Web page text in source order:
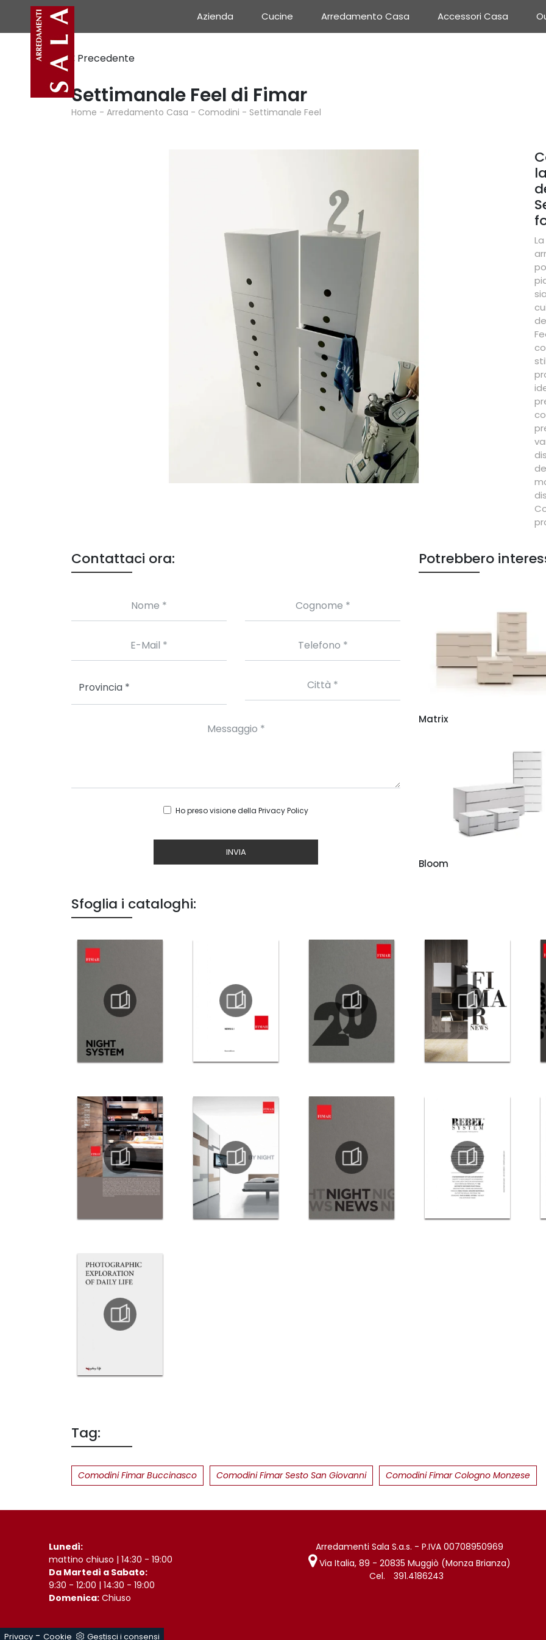
Azienda Cucine Arredamento Casa Accessori Casa
Precedente
Settimanale Feel di Fimar
Home - Arredamento Casa - Comodini - Settimanale Feel
Contattaci ora:
Ho preso visione della Privacy Policy
INVIA
Potrebbero
Matrix
Bloom
Sfoglia i cataloghi:
Tag:
Comodini Fimar Buccinasco Comodini Fimar Sesto San Giovanni Comodini Fimar Cologno Monzese
Lunedì:
mattino chiuso | 14:30 - 19:00
Da Martedì a Sabato:
9:30 - 12:00 | 14:30 - 19:00
Domenica: Chiuso
Arredamenti Sala S.a.s. - P.IVA 00708950969
Via Italia, 89 - 20835 Muggiò (Monza Brianza)
Cel.
391.4186243
Privacy - Cookie Gestisci i consensi